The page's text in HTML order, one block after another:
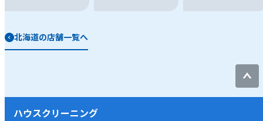
北海道の店舗一覧へ
ハウスクリーニング